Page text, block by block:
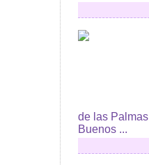
de las
Buenos ...